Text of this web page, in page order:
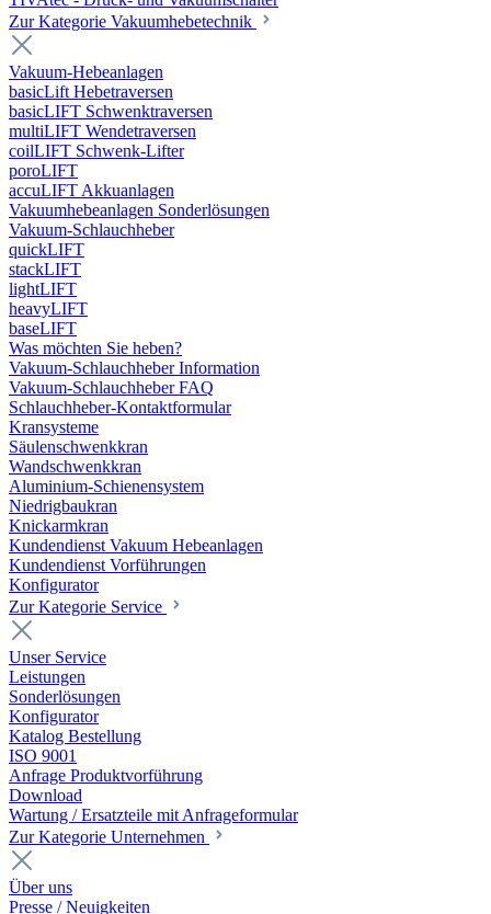
Zur Kategorie Vakuumhebetechnik
Vakuum-Hebeanlagen
basicLift Hebetraversen
basicLIFT Schwenktraversen
multiLIFT Wendetraversen
coilLIFT Schwenk-Lifter
poroLIFT
accuLIFT Akkuanlagen
Vakuumhebeanlagen Sonderlösungen
Vakuum-Schlauchheber
quickLIFT
stackLIFT
lightLIFT
heavyLIFT
baseLIFT
Was möchten Sie heben?
Vakuum-Schlauchheber Information
Vakuum-Schlauchheber FAQ
Schlauchheber-Kontaktformular
Kransysteme
Säulenschwenkkran
Wandschwenkkran
Aluminium-Schienensystem
Niedrigbaukran
Knickarmkran
Kundendienst Vakuum Hebeanlagen
Kundendienst Vorführungen
Konfigurator
Zur Kategorie Service
Unser Service
Leistungen
Sonderlösungen
Konfigurator
Katalog Bestellung
ISO 9001
Anfrage Produktvorführung
Download
Wartung / Ersatzteile mit Anfrageformular
Zur Kategorie Unternehmen
Über uns
Presse / Neuigkeiten